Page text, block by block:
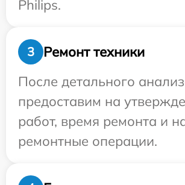
Philips.
3
Ремонт техники
После детального
предоставим на
работ, время ремонта и
ремонтные операции.